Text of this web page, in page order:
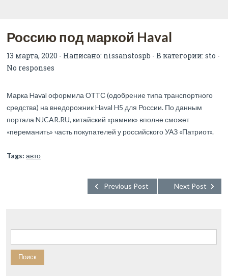
Россию под маркой Haval
13 марта, 2020 - Написано: nissanstospb - В категории:sto -
No responses
Марка Haval оформила ОТТС (одобрение типа транспортного
средства) на внедорожник Haval H5 для России. По данным
портала NJCAR.RU, китайский «рамник» вполне сможет
«переманить» часть покупателей у российского УАЗ «Патриот».
Tags: авто
Next Post
Previous Post
Найти: